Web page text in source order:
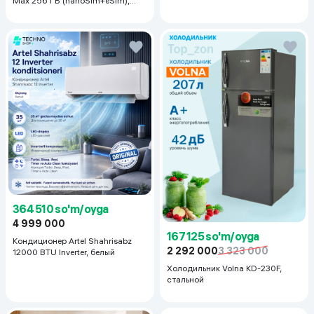
364 510 so'm/oyga
4 999 000
Кондиционер Artel Shahrisabz
12000 BTU Inverter, белый
167 125 so'm/oyga
2 292 0003 323 000
Холодильник Volna KD-230F,
стальной